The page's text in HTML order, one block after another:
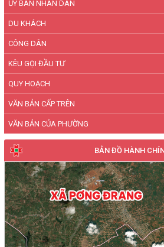
ỦY BAN NHÂN DÂN
DU KHÁCH
CÔNG DÂN
KÊU GỌI ĐẦU TƯ
QUY HOẠCH
VĂN BẢN CẤP TRÊN
VĂN BẢN CỦA PHƯỜNG
BẢN ĐỒ HÀNH